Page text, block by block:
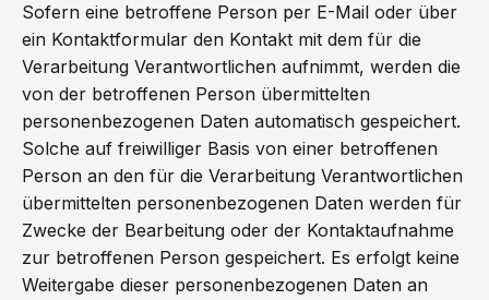
Sofern eine betroffene Person per E-Mail oder über
ein Kontaktformular den Kontakt mit dem für die
Verarbeitung Verantwortlichen aufnimmt, werden die
von der betroffenen Person übermittelten
personenbezogenen Daten automatisch gespeichert.
Solche auf freiwilliger Basis von einer betroffenen
Person an den für die Verarbeitung Verantwortlichen
übermittelten personenbezogenen Daten werden für
Zwecke der Bearbeitung oder der Kontaktaufnahme
zur betroffenen Person gespeichert. Es erfolgt keine
Weitergabe dieser personenbezogenen Daten an